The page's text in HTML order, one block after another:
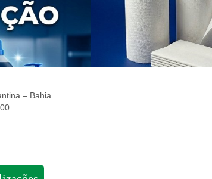
– Bahia